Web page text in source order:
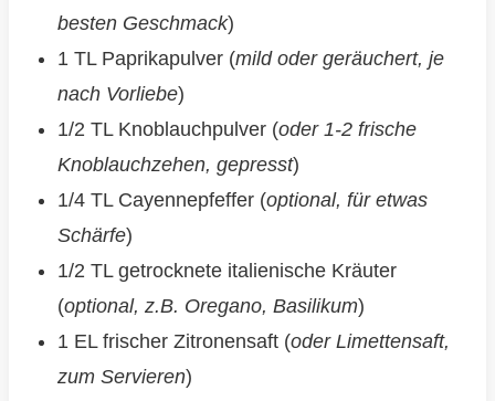
besten Geschmack)
1 TL Paprikapulver (mild oder geräuchert, je
nach Vorliebe)
1/2 TL Knoblauchpulver (oder 1-2 frische
Knoblauchzehen, gepresst)
1/4 TL Cayennepfeffer (optional, für etwas
Schärfe)
1/2 TL getrocknete italienische Kräuter
(optional, z.B. Oregano, Basilikum)
1 EL frischer Zitronensaft (oder Limettensaft,
zum Servieren)